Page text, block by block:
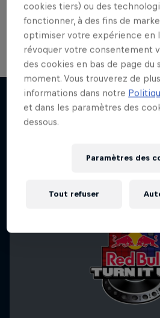
MUSIQUE
Upcoming event
J'en veux encore !
cookies tiers) ou des
fonctionner, à des fins de
optimiser votre expérience en
révoquer votre consentement
des cookies en bas de page du
moment. Vous trouverez de
informations dans notre
et dans les paramètres des
dessous.
Paramètres des
Tout refuser